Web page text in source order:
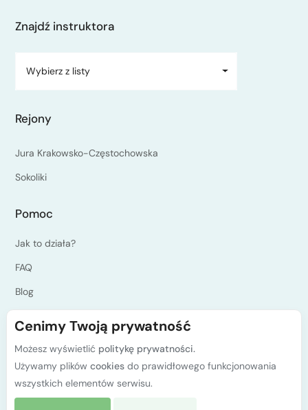
Znajdź instruktora
Wybierz z listy
Rejony
Jura Krakowsko-Częstochowska
Sokoliki
Pomoc
Jak to działa?
FAQ
Blog
Polityka prywatności
Kontakt
Cenimy Twoją prywatność
Możesz wyświetlić politykę prywatności.
Używamy plików cookiesdo prawidłowego funkcjonowania
wszystkich elementów serwisu.